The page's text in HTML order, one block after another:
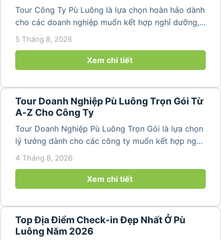
Tour Công Ty Pù Luông là lựa chọn hoàn hảo dành
cho các doanh nghiệp muốn kết hợp nghỉ dưỡng,
team building và gắn kết tập thể trong không gian
thiên nhiên trong lành. Chỉ cách Hà Nội và Thanh
Hóa vài giờ di chuyển,...
5 Tháng 8, 2026
Xem chi tiết
Tour Doanh Nghiệp Pù Luông Trọn Gói Từ
A-Z Cho Công Ty
Tour Doanh Nghiệp Pù Luông Trọn Gói là lựa chọn
lý tưởng dành cho các công ty muốn kết hợp nghỉ
dưỡng, gắn kết đội ngũ và tái tạo năng lượng sau
thiên nhiên trong lành,...
4 Tháng 8, 2026
Xem chi tiết
Top Địa Điểm Check-in Đẹp Nhất Ở Pù
Luông Năm 2026